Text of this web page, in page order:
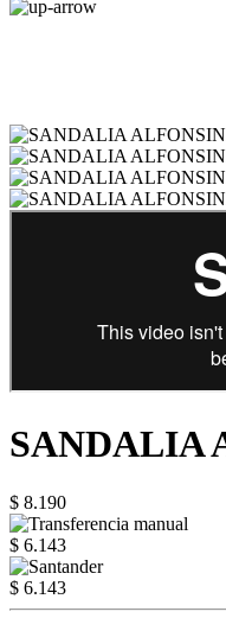
SANDALIA
$ 8.190
$ 6.143
$ 6.143